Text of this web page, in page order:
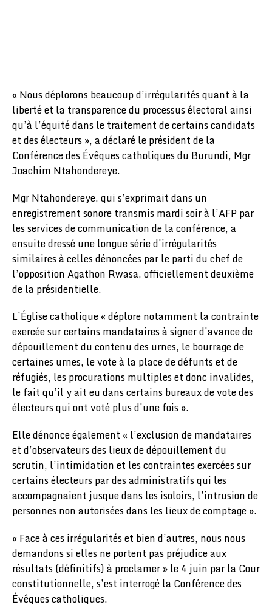
« Nous déplorons beaucoup d’irrégularités quant à la
liberté et la transparence du processus électoral ainsi
qu’à l’équité dans le traitement de certains candidats
et des électeurs », a déclaré le président de la
Conférence des Évêques catholiques du Burundi, Mgr
Joachim Ntahondereye.
Mgr Ntahondereye, qui s’exprimait dans un
enregistrement sonore transmis mardi soir à l’AFP par
les services de communication de la conférence, a
ensuite dressé une longue série d’irrégularités
similaires à celles dénoncées par le parti du chef de
l’opposition Agathon Rwasa, officiellement deuxième
de la présidentielle.
L’Église catholique « déplore notamment la contrainte
exercée sur certains mandataires à signer d’avance de
dépouillement du contenu des urnes, le bourrage de
certaines urnes, le vote à la place de défunts et de
réfugiés, les procurations multiples et donc invalides,
le fait qu’il y ait eu dans certains bureaux de vote des
électeurs qui ont voté plus d’une fois ».
Elle dénonce également « l’exclusion de mandataires
et d’observateurs des lieux de dépouillement du
scrutin, l’intimidation et les contraintes exercées sur
certains électeurs par des administratifs qui les
accompagnaient jusque dans les isoloirs, l’intrusion de
personnes non autorisées dans les lieux de comptage ».
« Face à ces irrégularités et bien d’autres, nous nous
demandons si elles ne portent pas préjudice aux
résultats (définitifs) à proclamer » le 4 juin par la Cour
constitutionnelle, s’est interrogé la Conférence des
Évêques catholiques.